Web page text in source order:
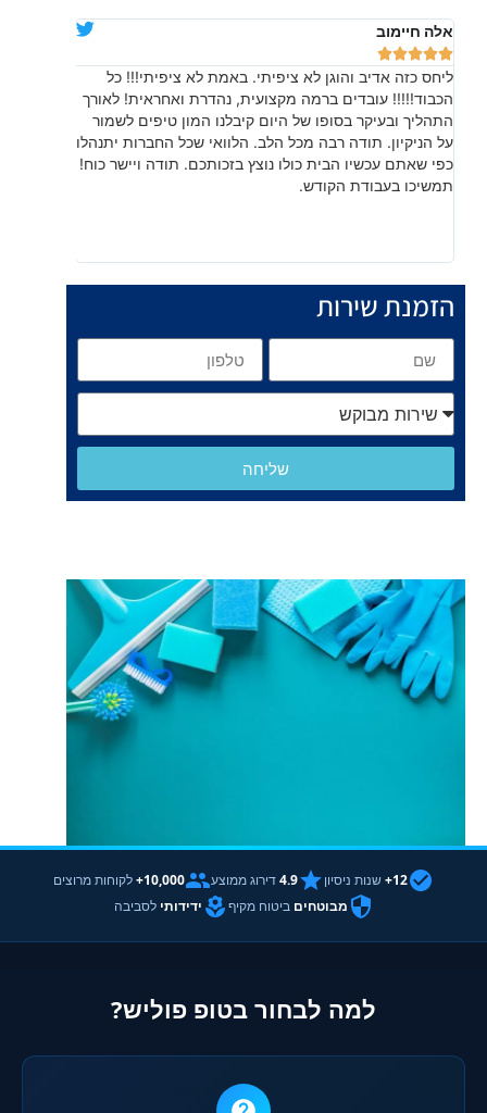
אלה חיימוב





ליחס כזה אדיב והוגן לא ציפיתי. באמת לא ציפיתי!!! כל
הכבוד!!!!! עובדים ברמה מקצועית, נהדרת ואחראית! לאורך
התהליך ובעיקר בסופו של היום קיבלנו המון טיפים לשמור
על הניקיון. תודה רבה מכל הלב. הלוואי שכל החברות יתנהלו
כפי שאתם עכשיו הבית כולו נוצץ בזכותכם. תודה ויישר כוח!
תמשיכו בעבודת הקודש.
הזמנת שירות
שליחה
12+ שנות ניסיון 4.9דירוג ממוצע 10,000+
לקוחות מרוצים
מבוטחים ביטוח מקיף ידידותי לסביבה
למה לבחור בטופ פוליש?